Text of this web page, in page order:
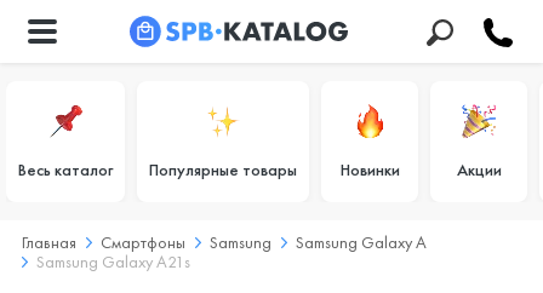
Весь каталог Популярные товары Новинки Акции
Главная Смартфоны Samsung
Samsung Galaxy A
Samsung Galaxy A21s